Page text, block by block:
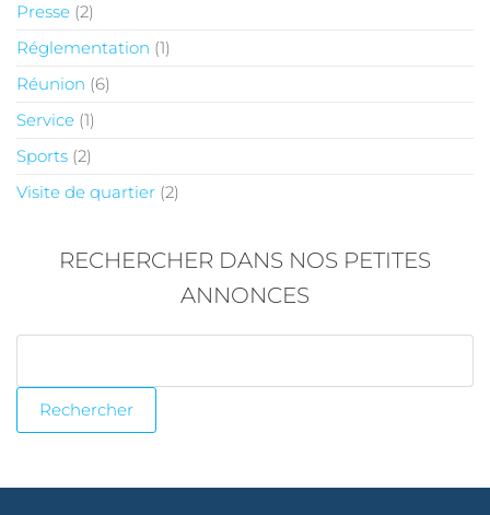
Presse (2)
Réglementation (1)
Réunion (6)
Service (1)
Sports (2)
Visite de quartier (2)
RECHERCHER DANS NOS PETITES
ANNONCES